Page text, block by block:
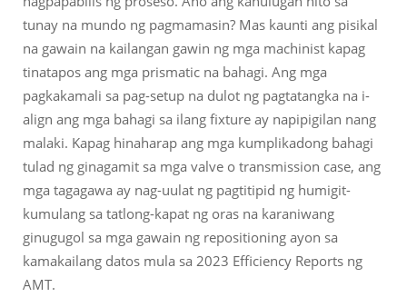
tunay na mundo ng pagmamasin? Mas kaunti ang pisikal
na gawain na kailangan gawin ng mga machinist kapag
tinatapos ang mga prismatic na bahagi. Ang mga
pagkakamali sa pag-setup na dulot ng pagtatangka na i-
align ang mga bahagi sa ilang fixture ay napipigilan nang
malaki. Kapag hinaharap ang mga kumplikadong bahagi
tulad ng ginagamit sa mga valve o transmission case, ang
mga tagagawa ay nag-uulat ng pagtitipid ng humigit-
kumulang sa tatlong-kapat ng oras na karaniwang
ginugugol sa mga gawain ng repositioning ayon sa
kamakailang datos mula sa 2023 Efficiency Reports ng
AMT.